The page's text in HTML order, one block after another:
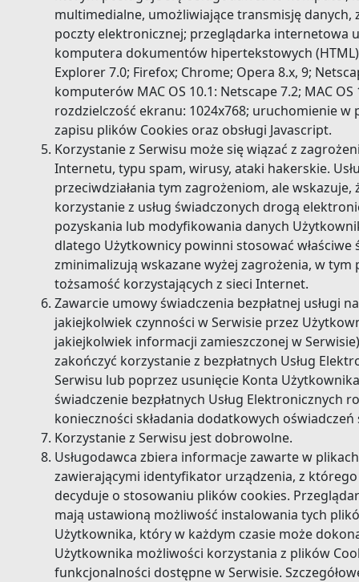
multimedialne, umożliwiające transmisję
poczty elektronicznej; przeglądarka internetowa
komputera dokumentów hipertekstowych
Explorer 7.0; Firefox; Chrome; Opera 8.x, 9;
komputerów MAC OS 10.1: Netscape 7.2; MAC
rozdzielczość ekranu: 1024x768; uruchomienie
zapisu plików Cookies oraz obsługi Javascript.
Korzystanie z Serwisu może się wiązać z
Internetu, typu spam, wirusy, ataki hakerskie.
przeciwdziałania tym zagrożeniom, ale
korzystanie z usług świadczonych drogą
pozyskania lub modyfikowania danych
dlatego Użytkownicy powinni stosować
zminimalizują wskazane wyżej zagrożenia, w
tożsamość korzystających z sieci Internet.
Zawarcie umowy świadczenia bezpłatnej usługi
jakiejkolwiek czynności w Serwisie przez
jakiejkolwiek informacji zamieszczonej w
zakończyć korzystanie z bezpłatnych Usług
Serwisu lub poprzez usunięcie Konta
świadczenie bezpłatnych Usług Elektronicznych
konieczności składania dodatkowych
Korzystanie z Serwisu jest dobrowolne.
Usługodawca zbiera informacje zawarte w
zawierającymi identyfikator urządzenia, z
decyduje o stosowaniu plików cookies.
mają ustawioną możliwość instalowania tych
Użytkownika, który w każdym czasie może
Użytkownika możliwości korzystania z plików
funkcjonalności dostępne w Serwisie.